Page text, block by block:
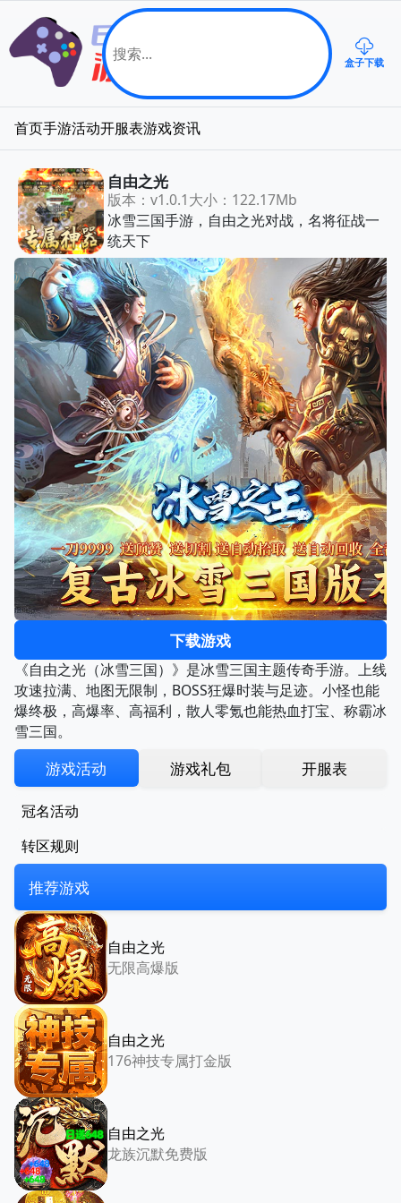
盒子下载
首页手游活动开服表游戏资讯
自由之光
版本：v1.0.1大小：122.17Mb
冰雪三国手游，自由之光对战，名将征战一
统天下
下载游戏
《自由之光（冰雪三国）》是冰雪三国主题传奇手游。上线
攻速拉满、地图无限制，BOSS狂爆时装与足迹。小怪也能
爆终极，高爆率、高福利，散人零氪也能热血打宝、称霸冰
雪三国。
游戏活动 游戏礼包 开服表
冠名活动
转区规则
推荐游戏
自由之光
无限高爆版
自由之光
176神技专属打金版
自由之光
龙族沉默免费版